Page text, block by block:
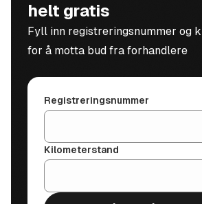
helt gratis
Fyll inn registreringsnummer og
for å motta bud fra forhandlere
Registreringsnummer
Kilometerstand